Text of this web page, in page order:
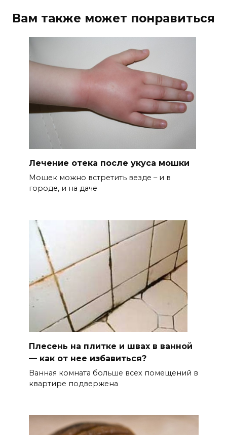
Вам также может понравиться
Лечение отека после укуса мошки
Мошек можно встретить везде – и в
городе, и на даче
Плесень на плитке и швах в ванной
— как от нее избавиться?
Ванная комната больше всех помещений в
квартире подвержена